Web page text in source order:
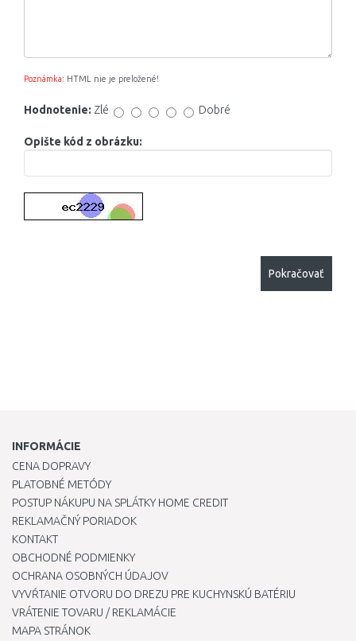
Poznámka: HTML nie je preložené!
Hodnotenie: Zlé Dobré
Opište kód z obrázku:
Pokračovať
INFORMÁCIE
CENA DOPRAVY
PLATOBNÉ METÓDY
POSTUP NÁKUPU NA SPLÁTKY HOME CREDIT
REKLAMAČNÝ PORIADOK
KONTAKT
OBCHODNÉ PODMIENKY
OCHRANA OSOBNÝCH ÚDAJOV
VYVŔTANIE OTVORU DO DREZU PRE KUCHYNSKÚ BATÉRIU
VRÁTENIE TOVARU / REKLAMÁCIE
MAPA STRÁNOK